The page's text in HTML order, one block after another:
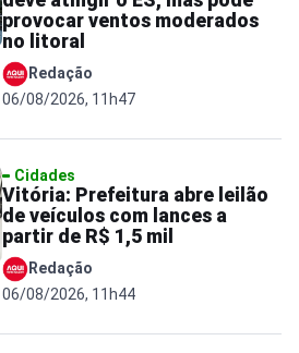
provocar ventos moderados
no litoral
Redação
06/08/2026, 11h47
Cidades
Vitória: Prefeitura abre leilão
de veículos com lances a
partir de R$ 1,5 mil
Redação
06/08/2026, 11h44